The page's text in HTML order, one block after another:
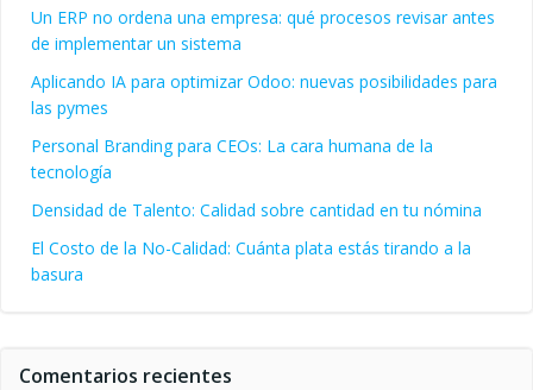
Un ERP no ordena una empresa: qué procesos revisar antes
de implementar un sistema
Aplicando IA para optimizar Odoo: nuevas posibilidades para
las pymes
Personal Branding para CEOs: La cara humana de la
tecnología
Densidad de Talento: Calidad sobre cantidad en tu nómina
El Costo de la No-Calidad: Cuánta plata estás tirando a la
basura
Comentarios recientes